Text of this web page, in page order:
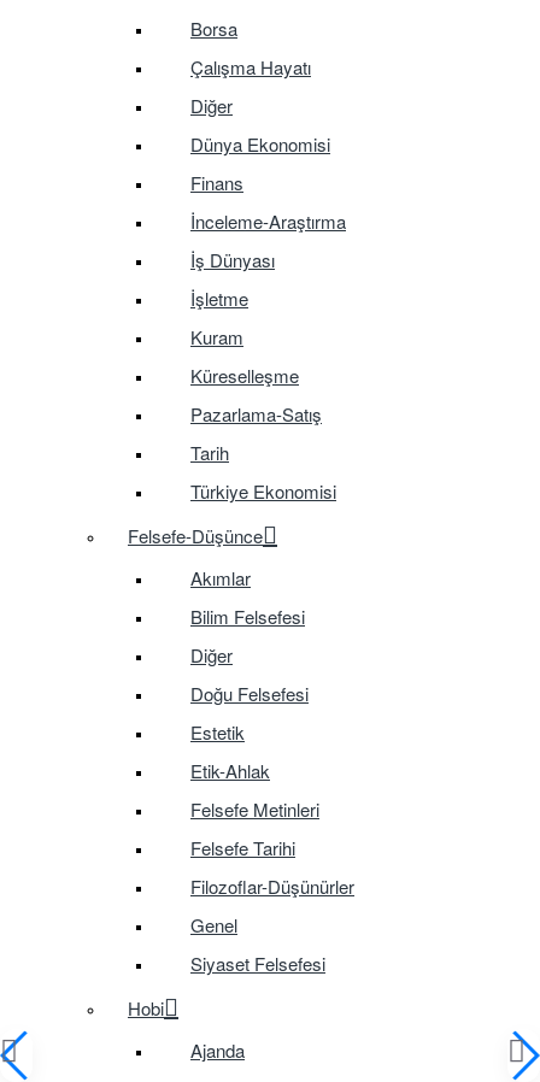
Borsa
Çalışma Hayatı
Diğer
Dünya Ekonomisi
Finans
İnceleme-Araştırma
İş Dünyası
İşletme
Kuram
Küreselleşme
Pazarlama-Satış
Tarih
Türkiye Ekonomisi
Felsefe-Düşünce
Akımlar
Bilim Felsefesi
Diğer
Doğu Felsefesi
Estetik
Etik-Ahlak
Felsefe Metinleri
Felsefe Tarihi
Filozoflar-Düşünürler
Genel
Siyaset Felsefesi
Hobi
Ajanda